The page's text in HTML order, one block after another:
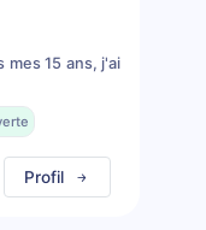
mes 15 ans, j'ai
Profil